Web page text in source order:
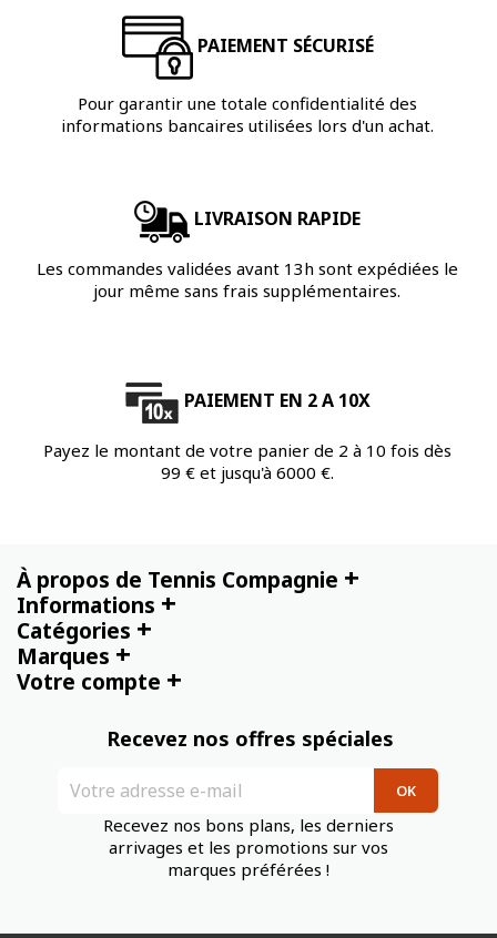
PAIEMENT SÉCURISÉ
Pour garantir une totale confidentialité des
informations bancaires utilisées lors d'un achat.
LIVRAISON RAPIDE
Les commandes validées avant 13h sont expédiées le
jour même sans frais supplémentaires.
PAIEMENT EN 2 A 10X
Payez le montant de votre panier de 2 à 10 fois dès
99 € et jusqu'à 6000 €.
À propos de Tennis Compagnie +
Informations +
Catégories +
Marques +
Votre compte +
Recevez nos offres spéciales
Recevez nos bons plans, les derniers
arrivages et les promotions sur vos
marques préférées !